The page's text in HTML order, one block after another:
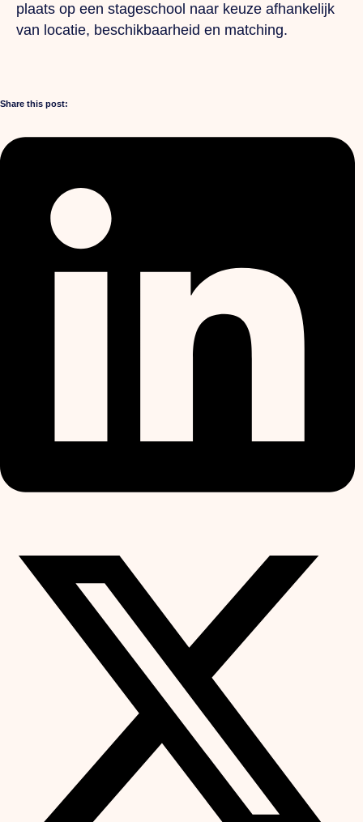
plaats op een stageschool naar keuze afhankelijk
van locatie, beschikbaarheid en matching.
Share this post: